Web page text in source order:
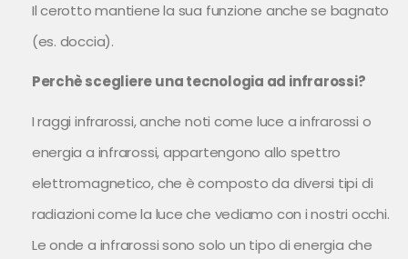
Il cerotto mantiene la sua funzione anche se bagnato
(es. doccia).
Perchè scegliere una tecnologia ad infrarossi?
I raggi infrarossi, anche noti come luce a infrarossi o
energia a infrarossi, appartengono allo spettro
elettromagnetico, che è composto da diversi tipi di
radiazioni come la luce che vediamo con i nostri occhi.
Le onde a infrarossi sono solo un tipo di energia che